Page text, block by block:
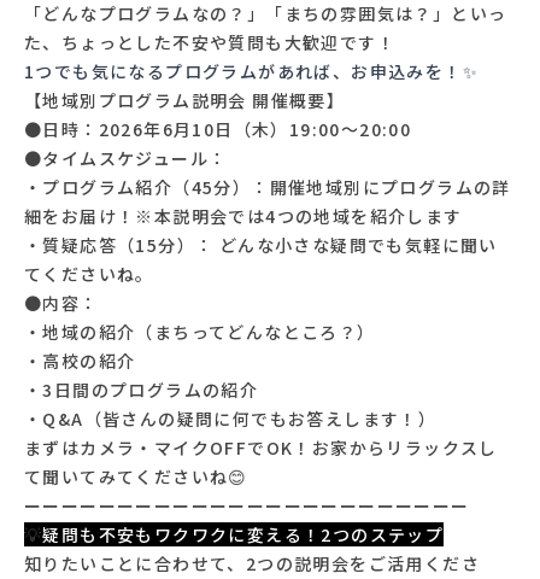
「どんなプログラムなの？」「まちの雰囲気は？」といっ
た、ちょっとした不安や質問も大歓迎です！
1つでも気になるプログラムがあれば、お申込みを！✨
【地域別プログラム説明会 開催概要】
●日時：2026年6月10日（木）19:00～20:00
●タイムスケジュール：
・プログラム紹介（45分）：開催地域別にプログラムの詳
細をお届け！※本説明会では4つの地域を紹介します
・質疑応答（15分）： どんな小さな疑問でも気軽に聞い
てくださいね。
●内容：
・地域の紹介（まちってどんなところ？）
・高校の紹介
・3日間のプログラムの紹介
・Q&A（皆さんの疑問に何でもお答えします！）
まずはカメラ・マイクOFFでOK！お家からリラックスし
て聞いてみてくださいね😊
ーーーーーーーーーーーーーーーーーーーーーーーー
💡疑問も不安もワクワクに変える！2つのステップ
知りたいことに合わせて、2つの説明会をご活用くださ